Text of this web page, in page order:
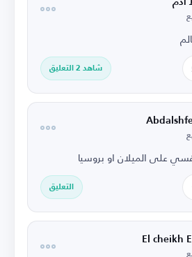
شاهد 2 التعليق
على الميلان او بروسيا
التعليق
El cheikh